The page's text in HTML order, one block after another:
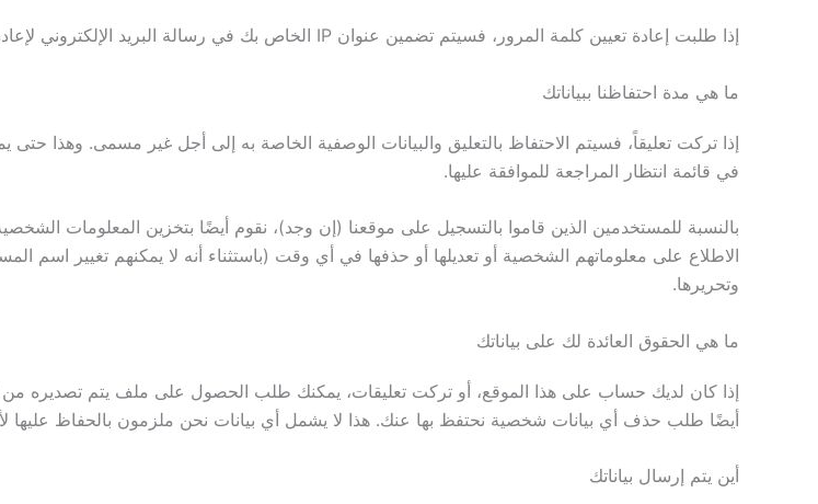
إذا طلبت إعادة تعيين كلمة المرور، فسيتم تضمين عنوان IP الخاص بك في رسالة البريد الإلكتروني لإعادة التعيين.
ما هي مدة احتفاظنا ببياناتك
إذا تركت تعليقاً، فسيتم الاحتفاظ بالتعليق والبيانات الوصفية الخاصة به إلى أجل غير مسمى. وهذا حتى
في قائمة انتظار المراجعة للموافقة عليها.
بالنسبة للمستخدمين الذين قاموا بالتسجيل على موقعنا (إن وجد)، نقوم أيضًا بتخزين المعلومات
الاطلاع على معلوماتهم الشخصية أو تعديلها أو حذفها في أي وقت (باستثناء أنه لا يمكنهم تغيير اسم
وتحريرها.
ما هي الحقوق العائدة لك على بياناتك
إذا كان لديك حساب على هذا الموقع، أو تركت تعليقات، يمكنك طلب الحصول على ملف يتم تصديره من
أيضًا طلب حذف أي بيانات شخصية نحتفظ بها عنك. هذا لا يشمل أي بيانات نحن ملزمون بالحفاظ عليها
أين يتم إرسال بياناتك